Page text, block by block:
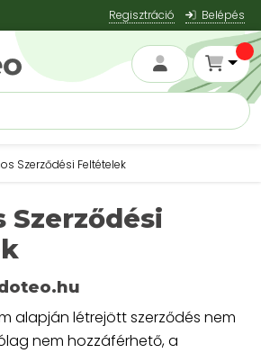
Regisztráció Belépés
Szerződési Feltételek
Szerződési
alapján létrejött szerződés nem
nem hozzáférhető, a